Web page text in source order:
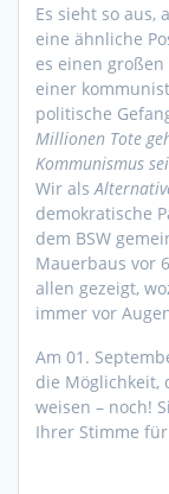
Es sieht so aus,
eine ähnliche
es einen
einer
politische
Millionen Tote
Kommunismus
Wir als
demokratische
dem BSW
Mauerbaus vor
allen gezeigt,
immer vor
Am 01.
die Möglichkeit,
weisen – noch!
Ihrer Stimme